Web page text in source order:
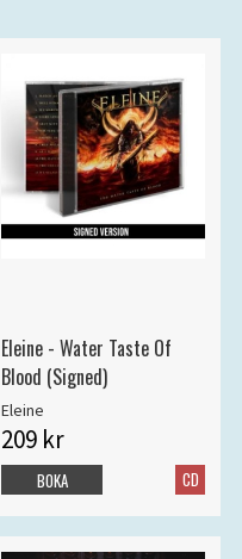
Eleine - Water Taste Of
Blood (Signed)
Eleine
209 kr
CD
BOKA